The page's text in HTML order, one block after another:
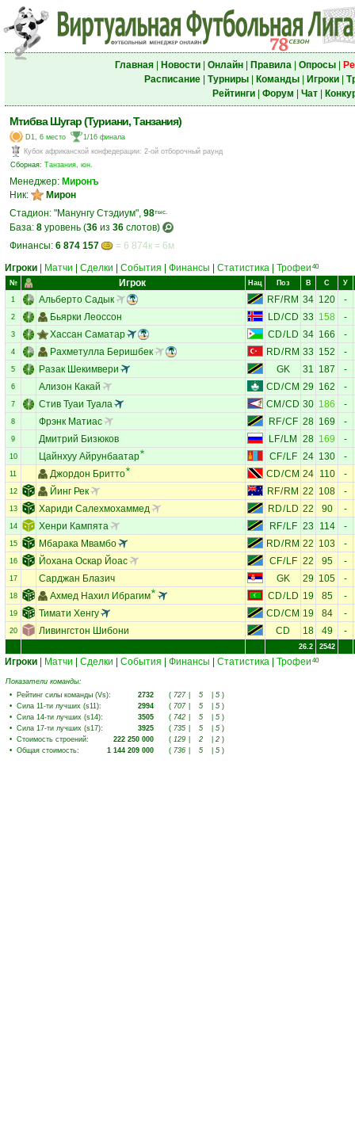
Главная| Новости| Онлайн| Правила| Опросы|
Расписание| Турниры| Команды| Игроки|
Рейтинги| Форум Чат|
Мтибва Шугар (Туриани, Танзания)
D1, 6 место
1/16 финала
Кубок африканской конфедерации: 2-ой отборочный раунд
Сборная: Танзания, юн.
Менеджер: Миронъ
Ник:
Мирон
Стадион: "Манунгу Стэдиум", 98тыс.
База: 8 уровень (36 из 36 слотов)
Финансы: 6 874 157
= 6 874к = 6м
Игроки
Матчи Сделки События Финансы Статистика Трофеи 40
№ Игрок Нац Поз В С У
1 Альберто Садык RF/ RM 34 120 -
2 Бьярки Леоссон LD/CD 33 158 -
3 Хассан Саматар CD/LD 34 166 -
4 Рахметулла Беришбек RD/ RM 33 152 -
5 Разак Шекимвери GK 31 187 -
6 Ализон Какай CD/CM 29 162 -
7 Стив Туаи Туала CM /CD 30 186 -
8 Фрэнк Матиас RF/CF 28 169 -
9 Дмитрий Бизюков LF/ LM 28 169 -
10 Цайнхуу Айрунбаатар CF/LF 24 130 -
11 Джордон Бритто CD/CM 24 110 -
12 Йинг Рек RF/ RM 22 108 -
13 Хариди Салехмохаммед RD/LD 22 90 -
14 Хенри Кампята RF/LF 23 114 -
15 Мбарака Мвамбо RD/ RM 22 103 -
16 Йохана Оскар Йоас CF/LF 22 95 -
17 Сарджан Блазич GK 29 105 -
18 Ахмед Нахил Ибрагим CD/LD 19 85 -
19 Тимати Хенгу CD/CM 19 84 -
20 Ливингстон Шибони CD 18 49 -
26.2 2542
Игроки Матчи Сделки События Финансы Статистика Трофеи 40
Показатели команды:
• Рейтинг силы команды (Vs): 2732 ( 727 5 5 )
• Сила 11-ти лучших (s11): 2994 ( 707 5 5 )
• Сила 14-ти лучших (s14): 3505 ( 742 5 5 )
• Сила 17-ти лучших (s17): 3925 ( 735 5 5 )
• Стоимость строений: 222 250 000 ( 129 2 2 )
• Общая стоимость: 1 144 209 000 ( 736 5 5 )